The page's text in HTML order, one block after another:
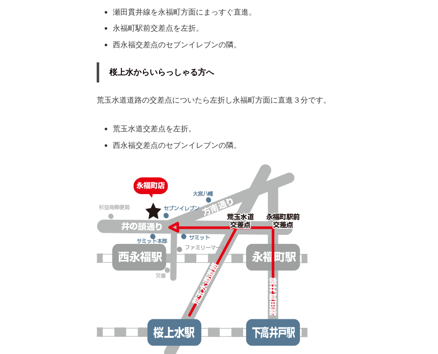
瀬田貫井線を永福町方面にまっすぐ直進。
永福町駅前交差点を左折。
西永福交差点のセブンイレブンの隣。
桜上水からいらっしゃる方へ
荒玉水道道路の交差点についたら左折し永福町方面に直進３分です。
荒玉水道交差点を左折。
西永福交差点のセブンイレブンの隣。